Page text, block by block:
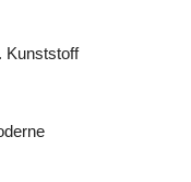
Kunststoff